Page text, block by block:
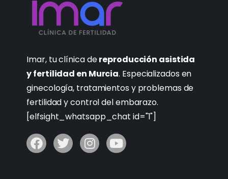
Imar, tu clínica dereproducción asistida
y fertilidad en Murcia. Especializados en
ginecología, tratamientos y problemas de
fertilidad y control del embarazo.
[elfsight_whatsapp_chat id="1"]